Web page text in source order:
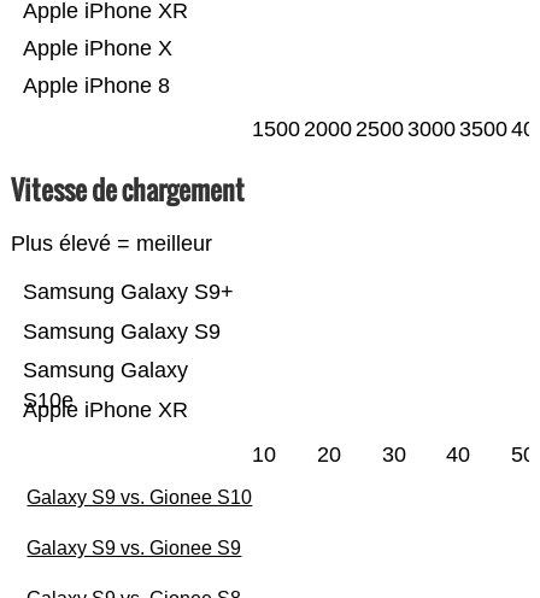
Apple iPhone 8
Apple iPhone X
Apple iPhone XR
15002000250030003500
Vitesse de chargement
Plus élevé = meilleur
Apple iPhone XR
Samsung Galaxy
S10e
Samsung Galaxy S9
Samsung Galaxy S9+
10 20 30 40 50
Galaxy S9 vs. Gionee S10
Galaxy S9 vs. Gionee S9